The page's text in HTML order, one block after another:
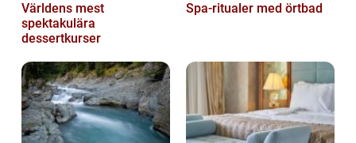
Världens mest
spektakulära
dessertkurser
Spa-ritualer med örtbad